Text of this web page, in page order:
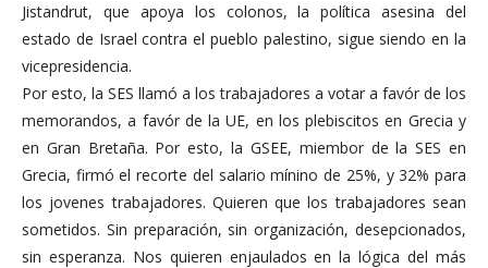
Jistandrut, que apoya los colonos, la política asesina del
estado de Israel contra el pueblo palestino, sigue siendo en la
vicepresidencia.
Por esto, la SES llamó a los trabajadores a votar a favór de los
memorandos, a favór de la UE, en los plebiscitos en Grecia y
en Gran Bretaña. Por esto, la GSEE, miembor de la SES en
Grecia, firmó el recorte del salario mínino de 25%, y 32% para
los jovenes trabajadores. Quieren que los trabajadores sean
sometidos. Sin preparación, sin organización, desepcionados,
sin esperanza. Nos quieren enjaulados en la lógica del más